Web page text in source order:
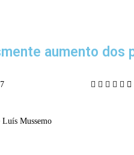
aumento
Luís Mussemo